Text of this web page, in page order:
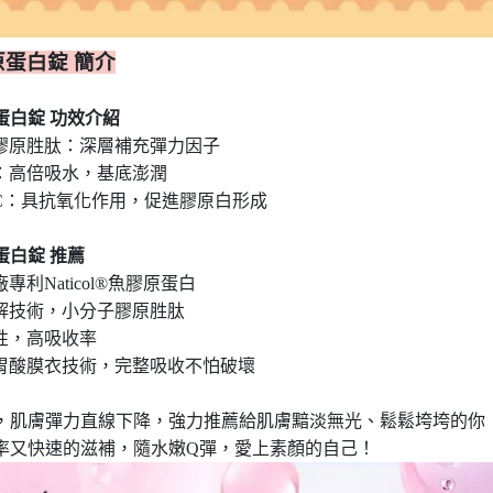
白錠 簡介
白錠 功效介紹
原胜肽：深層補充彈力因子
高倍吸水，基底澎潤
具抗氧化作用，促進膠原白形成
白錠 推薦
專利Naticol®魚膠原蛋白
技術，小分子膠原胜肽
，高吸收率
酸膜衣技術，完整吸收不怕破壞
肌膚彈力直線下降，強力推薦給肌膚黯淡無光、鬆鬆垮垮的你
又快速的滋補，隨水嫩Q彈，愛上素顏的自己！